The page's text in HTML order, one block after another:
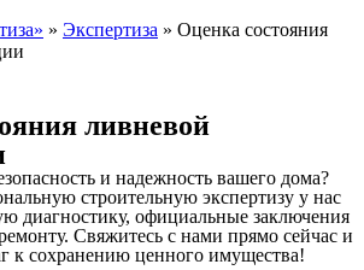
» Экспертиза » Оценка состояния
ливневой
и надежность вашего дома?
строительную экспертизу у нас
диагностику, официальные заключения
Свяжитесь с нами прямо сейчас и
к сохранению ценного имущества!